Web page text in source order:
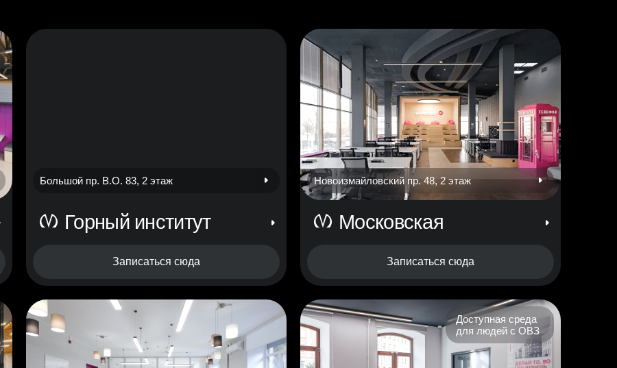
Записаться сюда
Большой пр. В.О. 83, 2 этаж
Горный институт
Записаться сюда
Новоизмайловский пр. 48, 2 этаж
Московская
Доступная среда
для людей с ОВЗ